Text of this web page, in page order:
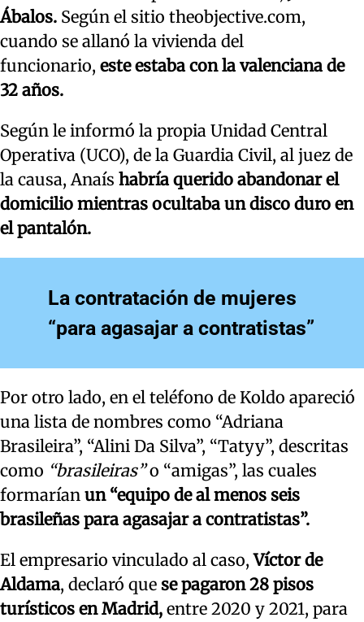
Ábalos. Según el sitio theobjective.com,
cuando se allanó la vivienda del
funcionario, este estaba con la valenciana de
32 años.
Según le informó la propia Unidad Central
Operativa (UCO), de la Guardia Civil, al juez de
la causa, Anaís habría querido abandonar el
domicilio mientras ocultaba un disco duro en
el pantalón.
La contratación de mujeres
“para agasajar a contratistas”
Por otro lado, en el teléfono de Koldo apareció
una lista de nombres como “Adriana
Brasileira”, “Alini Da Silva”, “Tatyy”, descritas
como “brasileiras”o “amigas”, las cuales
formarían un “equipo de al menos seis
brasileñas para agasajar a contratistas”.
El empresario vinculado al caso, Víctor de
Aldama, declaró que se pagaron 28 pisos
turísticos en Madrid, entre 2020 y 2021, para